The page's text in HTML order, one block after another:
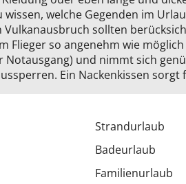
welche Gegenden im
sollten
Flieger so angenehm wie
und nimmt sich
Ein Nackenkissen sorgt
Strandurlaub
Badeurlaub
Familienurlaub